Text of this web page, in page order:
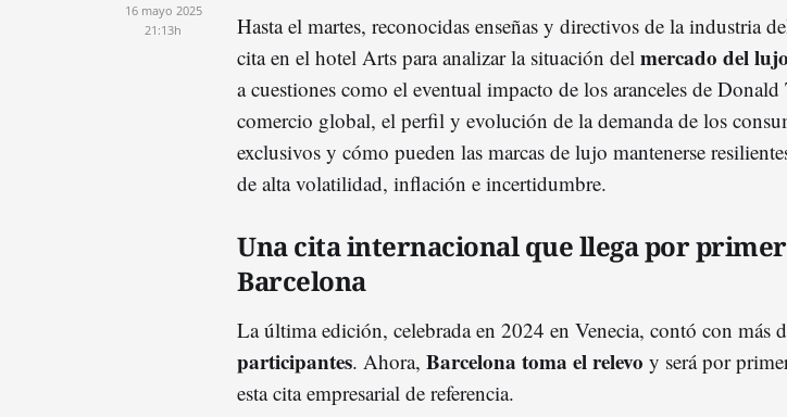
16 mayo 2025
21:13h
Hasta el martes, reconocidas enseñas y directivos de la industria
cita en el hotel Arts para analizar la situación del mercado del lujo
a cuestiones como el eventual impacto de los aranceles de
comercio global, el perfil y evolución de la demanda de los
exclusivos y cómo pueden las marcas de lujo mantenerse
de alta volatilidad, inflación e incertidumbre.
Una cita internacional que llega por
Barcelona
La última edición, celebrada en 2024 en Venecia, contó con más
participantes. Ahora, Barcelona toma el relevo y será por
esta cita empresarial de referencia.